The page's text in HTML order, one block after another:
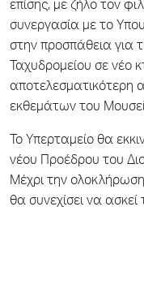
επίσης, με ζήλο τον
συνεργασία με το
στην προσπάθεια για
Ταχυδρομείου σε νέο
αποτελεσματικότερη
εκθεμάτων του
Το Υπερταμείο θα
νέου Προέδρου του
Μέχρι την
θα συνεχίσει να